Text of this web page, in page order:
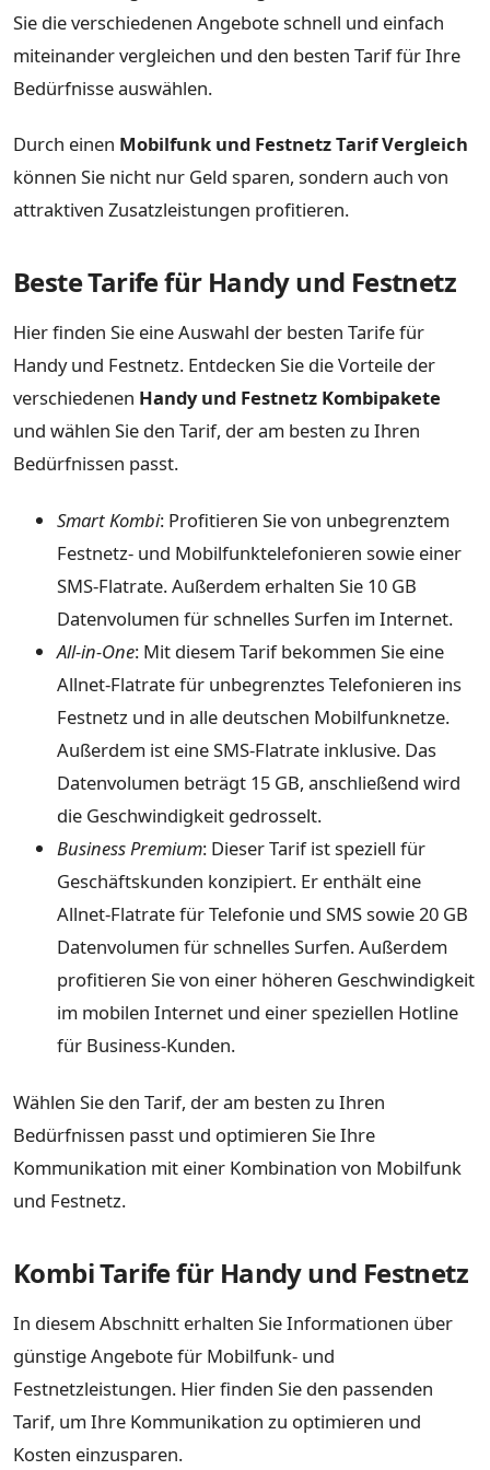
Sie die verschiedenen Angebote schnell und einfach
miteinander vergleichen und den besten Tarif für Ihre
Bedürfnisse auswählen.
Durch einen Mobilfunk und Festnetz Tarif Vergleich
können Sie nicht nur Geld sparen, sondern auch von
attraktiven Zusatzleistungen profitieren.
Beste Tarife für Handy und Festnetz
Hier finden Sie eine Auswahl der besten Tarife für
Handy und Festnetz. Entdecken Sie die Vorteile der
verschiedenen Handy und Festnetz Kombipakete
und wählen Sie den Tarif, der am besten zu Ihren
Bedürfnissen passt.
Smart Kombi: Profitieren Sie von unbegrenztem
Festnetz- und Mobilfunktelefonieren sowie einer
SMS-Flatrate. Außerdem erhalten Sie 10 GB
Datenvolumen für schnelles Surfen im Internet.
All-in-One: Mit diesem Tarif bekommen Sie eine
Allnet-Flatrate für unbegrenztes Telefonieren ins
Festnetz und in alle deutschen Mobilfunknetze.
Außerdem ist eine SMS-Flatrate inklusive. Das
Datenvolumen beträgt 15 GB, anschließend wird
die Geschwindigkeit gedrosselt.
Business Premium: Dieser Tarif ist speziell für
Geschäftskunden konzipiert. Er enthält eine
Allnet-Flatrate für Telefonie und SMS sowie 20 GB
Datenvolumen für schnelles Surfen. Außerdem
profitieren Sie von einer höheren Geschwindigkeit
im mobilen Internet und einer speziellen Hotline
für Business-Kunden.
Wählen Sie den Tarif, der am besten zu Ihren
Bedürfnissen passt und optimieren Sie Ihre
Kommunikation mit einer Kombination von Mobilfunk
und Festnetz.
Kombi Tarife für Handy und Festnetz
In diesem Abschnitt erhalten Sie Informationen über
günstige Angebote für Mobilfunk- und
Festnetzleistungen. Hier finden Sie den passenden
Tarif, um Ihre Kommunikation zu optimieren und
Kosten einzusparen.